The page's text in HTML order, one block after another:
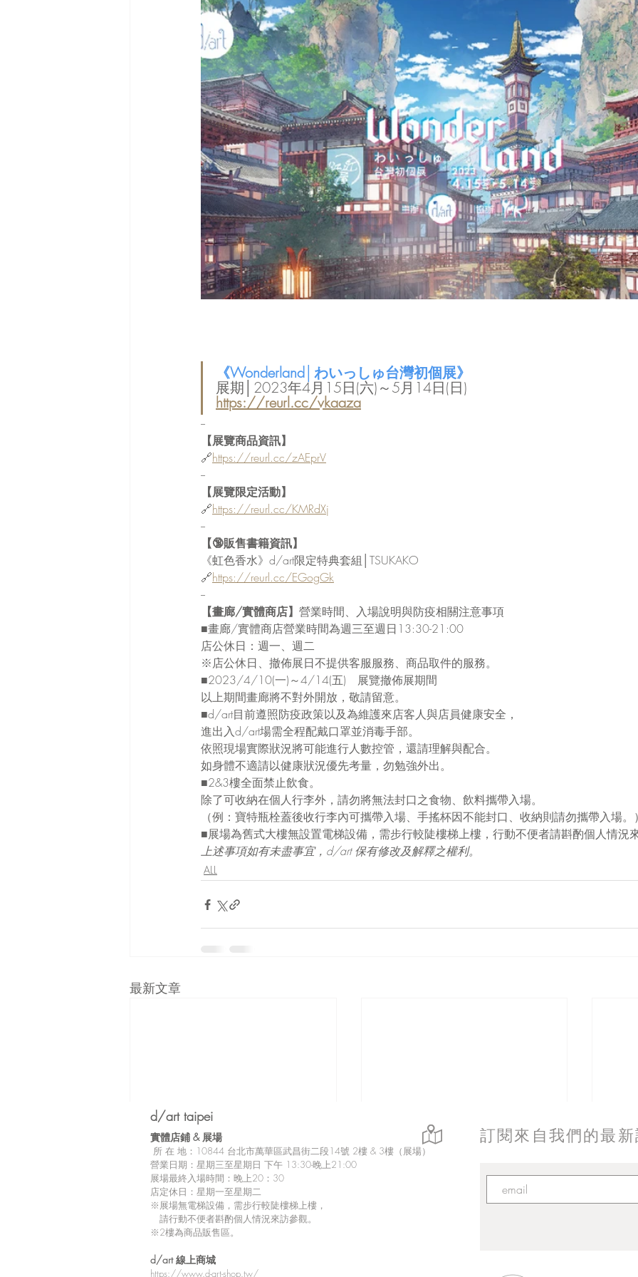
《Wonderland│わいっしゅ台灣初個展》
展期│2023年4月15日(六)～5月14日(日)
https://reurl.cc/vkaaza
--
【展覽商品資訊】
🔗https://reurl.cc/zAEprV
--
【展覽限定活動】
🔗https://reurl.cc/KMRdXj
--
【🔞販售書籍資訊】
《虹色香水》d/art限定特典套組│TSUKAKO
🔗https://reurl.cc/EGogGk
--
【畫廊/實體商店】 營業時間、入場說明與防疫相關注意事項
■畫廊/實體商店營業時間為週三至週日13:30-21:00
店公休日：週一、週二
※店公休日、撤佈展日不提供客服服務、商品取件的服務。
■2023/4/10(一)～4/14(五)　展覽撤佈展期間
以上期間畫廊將不對外開放，敬請留意。
■d/art目前遵照防疫政策以及為維護來店客人與店員健康安全，
進出入d/art場需全程配戴口罩並消毒手部。
依照現場實際狀況將可能進行人數控管，還請理解與配合。
如身體不適請以健康狀況優先考量，勿勉強外出。
■2&3樓全面禁止飲食。
除了可收納在個人行李外，請勿將無法封口之食物、飲料攜帶入場。
（例：寶特瓶栓蓋後收行李內可攜帶入場、手搖杯因不能封口、收納則請勿攜帶入場。）
■展場為舊式大樓無設置電梯設備，需步行較陡樓梯上樓，行動不便者請斟酌個人情況來
上述事項如有未盡事宜，d/art 保有修改及解釋之權利。
ALL
最新文章
訂閱來自我們的最新
d/art taipei
實體店鋪 & 展場
所 在 地：10844 台北市萬華區武昌街二段14號 2樓 & 3樓（展場）
營業日期：星期三至星期日 下午 13:30-晚上21:00
展場最終入場時間：晚上20：30
店定休日：星期一至星期二
※展場無電梯設備，需步行較陡樓梯上樓，
請行動不便者斟酌個人情況來訪參觀。
※2樓為商品販售區。
d/art 線上商城
https://www.d-art-shop.tw/